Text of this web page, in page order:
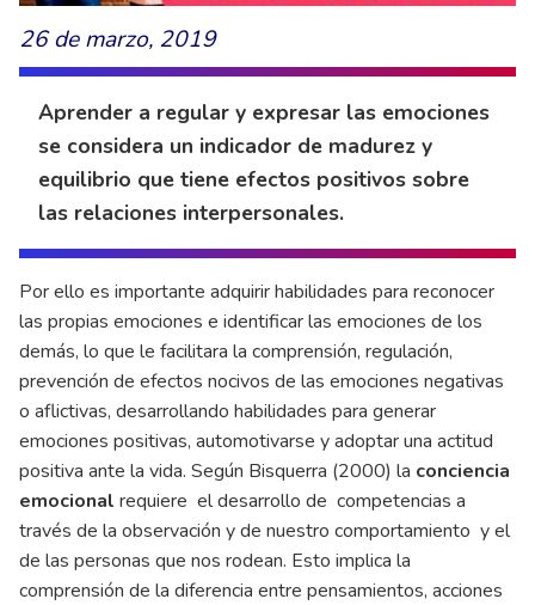
26 de marzo, 2019
Aprender a regular y expresar las emociones
se considera un indicador de madurez y
equilibrio que tiene efectos positivos sobre
las relaciones interpersonales.
Por ello es importante adquirir habilidades para reconocer
las propias emociones e identificar las emociones de los
demás, lo que le facilitara la comprensión, regulación,
prevención de efectos nocivos de las emociones negativas
o aflictivas, desarrollando habilidades para generar
emociones positivas, automotivarse y adoptar una actitud
positiva ante la vida. Según Bisquerra (2000) la conciencia
emocional requiere el desarrollo de competencias a
través de la observación y de nuestro comportamiento y el
de las personas que nos rodean. Esto implica la
comprensión de la diferencia entre pensamientos, acciones